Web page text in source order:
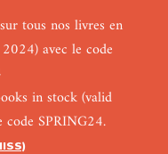
tous nos livres en
avec le code
in stock (valid
SPRING24.
0 0